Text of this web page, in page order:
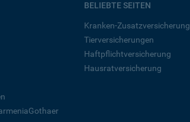
BELIEBTE SEITEN
Kranken-Zusatzversicherung
Tierversicherungen
Haftpflichtversicherung
Hausratversicherung